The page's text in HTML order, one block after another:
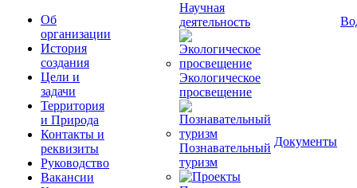
Об
организации
История
создания
Цели и
задачи
Территория
и Природа
Контакты и
реквизиты
Руководство
Вакансии
Научная
деятельность
Экологическое
просвещение
Познавательный
туризм
Документы